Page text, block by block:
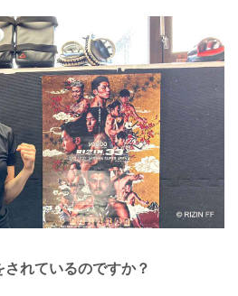
れているのですか？